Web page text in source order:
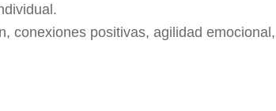
conexiones positivas, agilidad